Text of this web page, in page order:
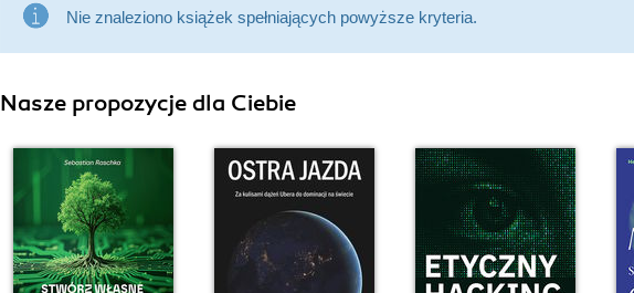
Nie znaleziono książek spełniających powyższe kryteria.
Nasze propozycje dla Ciebie